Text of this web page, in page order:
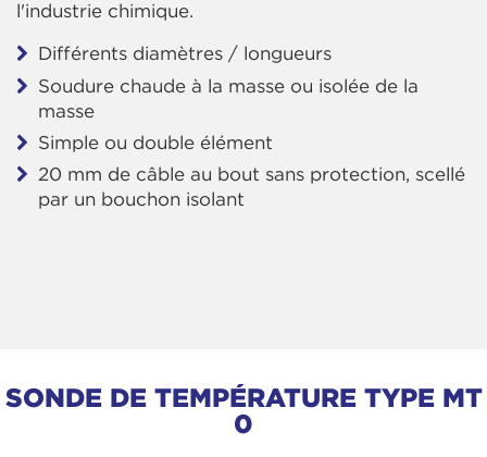
l'industrie chimique.
Différents diamètres / longueurs
Soudure chaude à la masse ou isolée de la
masse
Simple ou double élément
20 mm de câble au bout sans protection, scellé
par un bouchon isolant
SONDE DE TEMPÉRATURE TYPE MT
0